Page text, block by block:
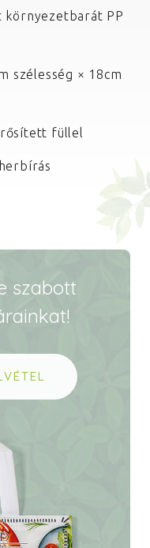
környezetbarát PP
szélesség × 18cm
füllel
szabott